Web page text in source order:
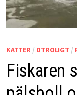
KATTER/ OTROLIGT /
Fiskaren